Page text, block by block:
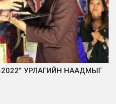
2022” УРЛАГИЙН НААДМЫГ